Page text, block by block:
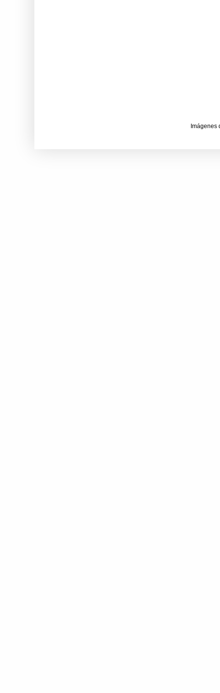
Imágenes